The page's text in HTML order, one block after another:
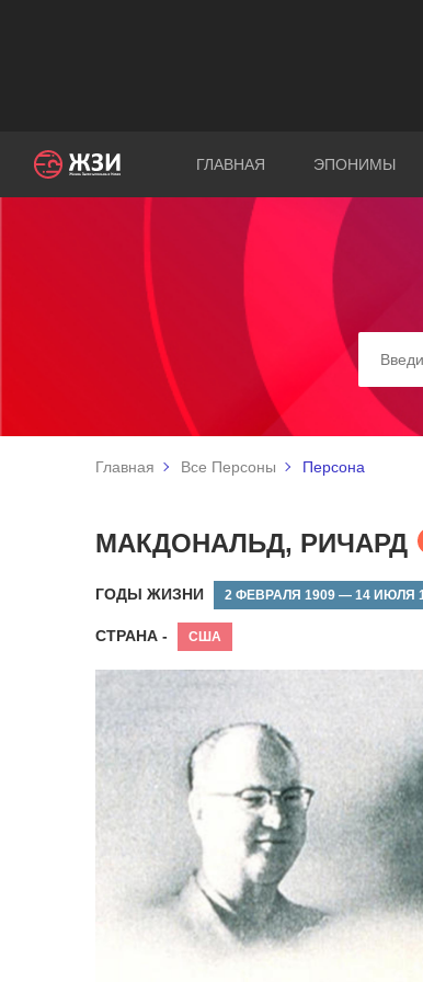
ГЛАВНАЯ ЭПОНИМЫ
Главная Все Персоны Персона
МАКДОНАЛЬД, РИЧАРД
ГОДЫ ЖИЗНИ 2 ФЕВРАЛЯ 1909 — 14 ИЮЛЯ
СТРАНА - США